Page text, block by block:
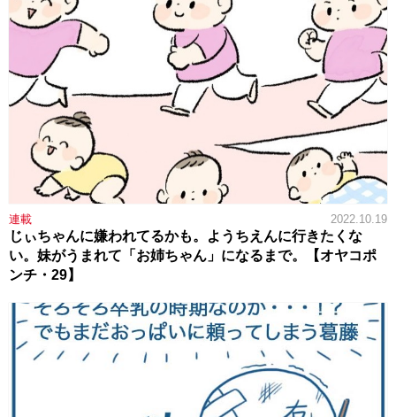
連載 2022.10.19
じぃちゃんに嫌われてるかも。ようちえんに行きたくな
い。妹がうまれて「お姉ちゃん」になるまで。【オヤコポ
ンチ・29】